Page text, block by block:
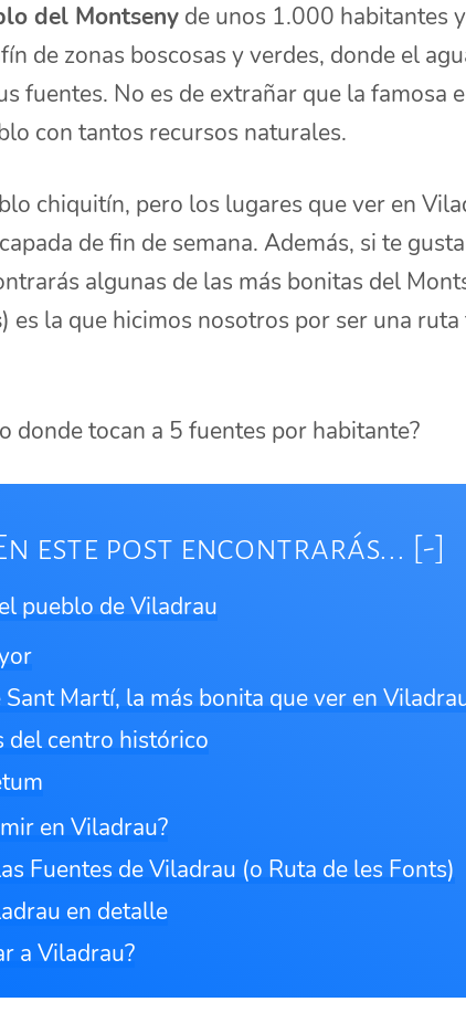
del Montsenyde unos 1.000 habitantes
de zonas boscosas y verdes, donde el
fuentes. No es de extrañar que la famosa
con tantos recursos naturales.
chiquitín, pero los lugares que ver en
de fin de semana. Además, si te
algunas de las más bonitas del
) es la que hicimos nosotros por ser una
donde tocan a 5 fuentes por habitante?
este post encontrarás...
pueblo de Viladrau
Sant Martí, la más bonita que ver en
del centro histórico
en Viladrau?
Fuentes de Viladrau (o Ruta de les Fonts)
en detalle
a Viladrau?